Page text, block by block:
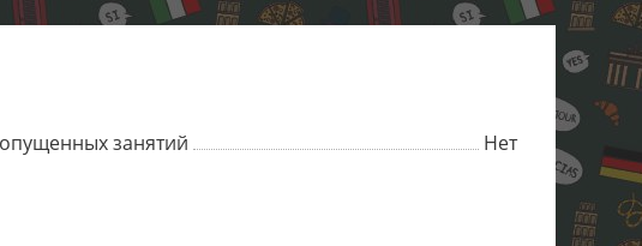
занятий
Нет